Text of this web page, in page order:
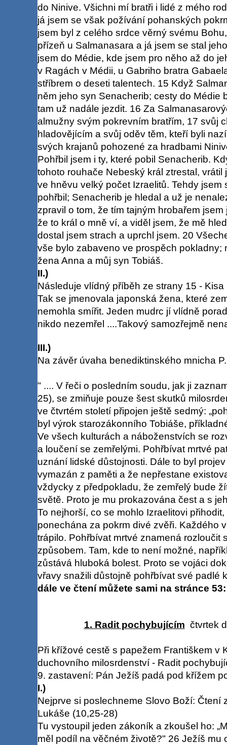
do Ninive. Všichni mí bratři i lidé z mého
já jsem se však požívání pohanských
jsem byl z celého srdce věrný svému
přízeň u Salmanasara a já jsem se stal
jsem do Médie, kde jsem pro něho až do
v Ragách v Médii, u Gabriho bratra
stříbrem o deseti talentech. 15 Když
něm jeho syn Senacherib; cesty do Médie
tam už nadále jezdit. 16 Za
almužny svým pokrevním bratřím, 17 svůj
hladovějícím a svůj oděv těm, kteří byli
svých krajanů pohozené za hradbami
Pohřbil jsem i ty, které pobil Senacherib.
tohoto rouhače Nebeský král ztrestal,
ve hněvu velký počet Izraelitů. Tehdy jsem
pohřbil; Senacherib je hledal a už je
zpravil o tom, že tím tajným hrobařem
že to král o mně ví, a viděl jsem, že mě
dostal jsem strach a uprchl jsem. 20
vše bylo zabaveno ve prospěch pokladny;
žena Anna a můj syn Tobiáš.
II.)
Následuje vlídný příběh ze strany 15 -
Tak se jmenovala japonská žena, které
nemohla smířit. Jeden mudrc jí vlídně
nikdo nezemřel ....Takový samozřejmě
III.)
Na závěr úvaha benediktinského mnicha
" .... V řeči o posledním soudu, jak ji
25), se zmiňuje pouze šest skutků
ve čtvrtém století připojen ještě sedmý:
byl výrok starozákonního Tobiáše,
Ve všech kulturách a náboženstvích se
a loučení se zemřelými. Pohřbívat mrtvé
uznání lidské důstojnosti. Dále to byl
vymazán z paměti a že nepřestane
vždycky z předpokladu, že zemřelý bude
světě. Proto je mu prokazována čest a s
To nejhorší, co se mohlo Izraelitovi
ponechána za pokrm divé zvěři. Každého
trápilo. Pohřbívat mrtvé znamená rozloučit
způsobem. Tam, kde to není možné,
zůstává hluboká bolest. Proto se vojáci
vřavy snažili důstojně pohřbívat své padlé
dále ve čtení můžete sami na stránce 53:
1. Radit pochybujícím čtvrtek
Při křížové cestě s papežem Františkem v
duchovního milosrdenství - Radit
9. zastavení: Pán Ježíš padá pod křížem
I.)
Nejprve si poslechneme Slovo Boží: Čtení
Lukáše (10,25-28)
Tu vystoupil jeden zákoník a zkoušel ho:
měl podíl na věčném životě?" 26 Ježíš mu